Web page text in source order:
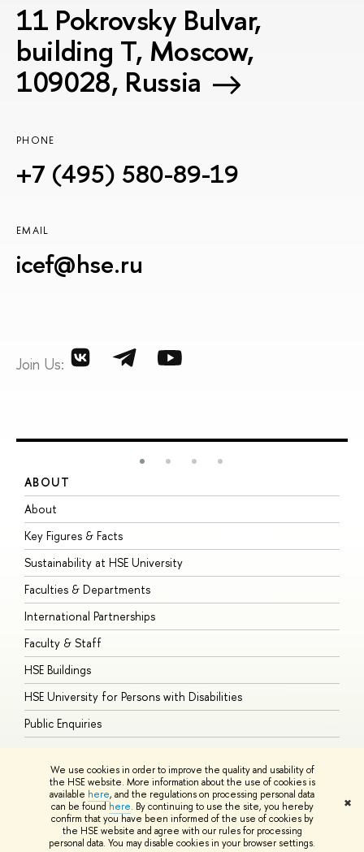
We use cookies in order to improve the quality and usability of
the HSE website. More information about the use of cookies is
available here, and the regulations on processing personal data
can be found here. By continuing to use the site, you hereby
confirm that you have been informed of the use of cookies by
the HSE website and agree with our rules for processing
personal data. You may disable cookies in your browser settings.
✖
11 Pokrovsky Bulvar,
building T, Moscow,
109028, Russia
PHONE
+7 (495) 580-89-19
EMAIL
icef@hse.ru
Join Us:
ABOUT
About
Key Figures & Facts
Sustainability at HSE University
Faculties & Departments
International Partnerships
Faculty & Staff
HSE Buildings
HSE University for Persons with Disabilities
Public Enquiries
© HSE University 1993–2026 ContactsCopyright Privacy PolicySite
HSE Sans and HSE Slab fonts developed by the HSE Art and Design
School